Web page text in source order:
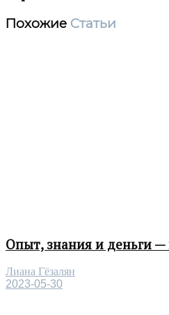
Похожие Статьи
Опыт, знания и деньги —
Лиана Гёзалян
2023-05-30